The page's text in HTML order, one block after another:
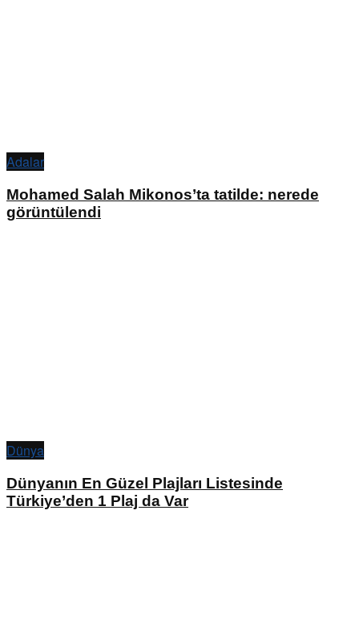
Adalar
Mohamed Salah Mikonos’ta tatilde: nerede
görüntülendi
Dünya
Dünyanın En Güzel Plajları Listesinde
Türkiye’den 1 Plaj da Var